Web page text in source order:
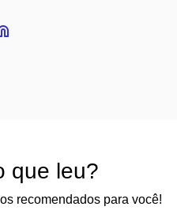
que leu?
recomendados para você!